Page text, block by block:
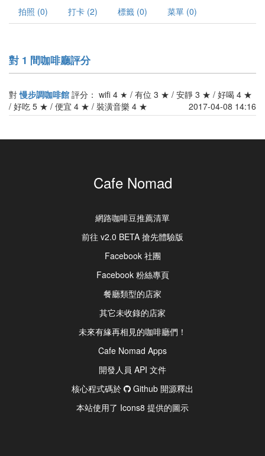
拍照 (0) 打卡 (2) 標籤 (0) 菜單 (0)
對 1 間咖啡廳評分
對慢步調咖啡館 評分： wifi 4 ★ / 有位 3 ★ / 安靜 3 ★ / 好喝 4 ★
/ 好吃 5 ★ / 便宜 4 ★ / 裝潢音樂 4 ★
2017-04-08 14:16
Cafe Nomad
網路咖啡豆推薦清單
前往 v2.0 BETA 搶先體驗版
Facebook 社團
Facebook 粉絲專頁
餐廳類型的店家
其它未收錄的店家
未來有緣再相見的咖啡廳們！
Cafe Nomad Apps
開發人員 API 文件
核心程式碼於
Github 開源釋出
本站使用了 Icons8 提供的圖示